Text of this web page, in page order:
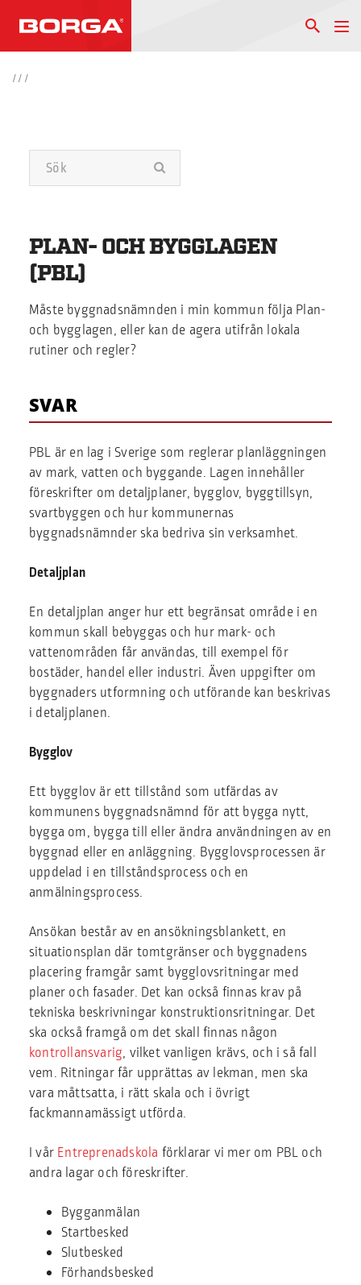
// /
PLAN- OCH BYGGLAGEN
(PBL)
Måste byggnadsnämnden i min kommun följa Plan-
och bygglagen, eller kan de agera utifrån lokala
rutiner och regler?
SVAR
PBL är en lag i Sverige som reglerar planläggningen
av mark, vatten och byggande. Lagen innehåller
föreskrifter om detaljplaner, bygglov, byggtillsyn,
svartbyggen och hur kommunernas
byggnadsnämnder ska bedriva sin verksamhet.
Detaljplan
En detaljplan anger hur ett begränsat område i en
kommun skall bebyggas och hur mark- och
vattenområden får användas, till exempel för
bostäder, handel eller industri. Även uppgifter om
byggnaders utformning och utförande kan beskrivas
i detaljplanen.
Bygglov
Ett bygglov är ett tillstånd som utfärdas av
kommunens byggnadsnämnd för att bygga nytt,
bygga om, bygga till eller ändra användningen av en
byggnad eller en anläggning. Bygglovsprocessen är
uppdelad i en tillståndsprocess och en
anmälningsprocess.
Ansökan består av en ansökningsblankett, en
situationsplan där tomtgränser och byggnadens
placering framgår samt bygglovsritningar med
planer och fasader. Det kan också finnas krav på
tekniska beskrivningar konstruktionsritningar. Det
ska också framgå om det skall finnas någon
kontrollansvarig, vilket vanligen krävs, och i så fall
vem. Ritningar får upprättas av lekman, men ska
vara måttsatta, i rätt skala och i övrigt
fackmannamässigt utförda.
I vår Entreprenadskola förklarar vi mer om PBL och
andra lagar och föreskrifter.
Bygganmälan
Startbesked
Slutbesked
Förhandsbesked